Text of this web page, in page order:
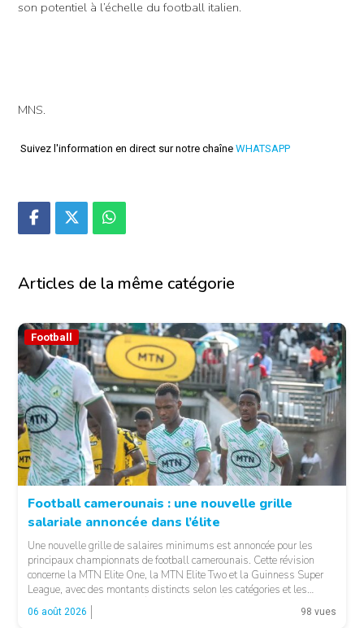
son potentiel à l’échelle du football italien.
MNS.
Suivez l'information en direct sur notre chaîne WHATSAPP
Articles de la même catégorie
Football
Football camerounais : une nouvelle grille
salariale annoncée dans l’élite
Une nouvelle grille de salaires minimums est annoncée pour les
principaux championnats de football camerounais. Cette révision
concerne la MTN Elite One, la MTN Elite Two et la Guinness Super
League, avec des montants distincts selon les catégories et les
fonctions. LA SUITE APRÈS LA PUBLICITÉ Selon les informations
relayées par Allez Les Lions, […]
06 août 2026 98 vues